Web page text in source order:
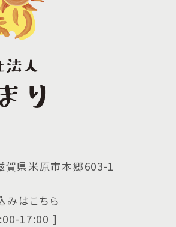
賀県米原市本郷603-1
みはこちら
17:00 ］